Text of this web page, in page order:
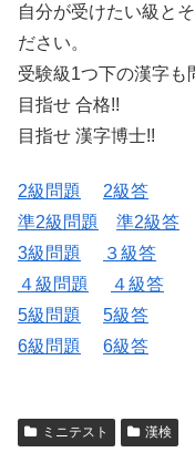
自分が受けたい級と
ださい。
受験級1つ下の漢字も
目指せ 合格!!
目指せ 漢字博士!!
2級問題
2級答
準2級問題
準2級答
3級問題
３級答
４級問題
４級答
5級問題
5級答
6級問題
6級答
ミニテスト 漢検